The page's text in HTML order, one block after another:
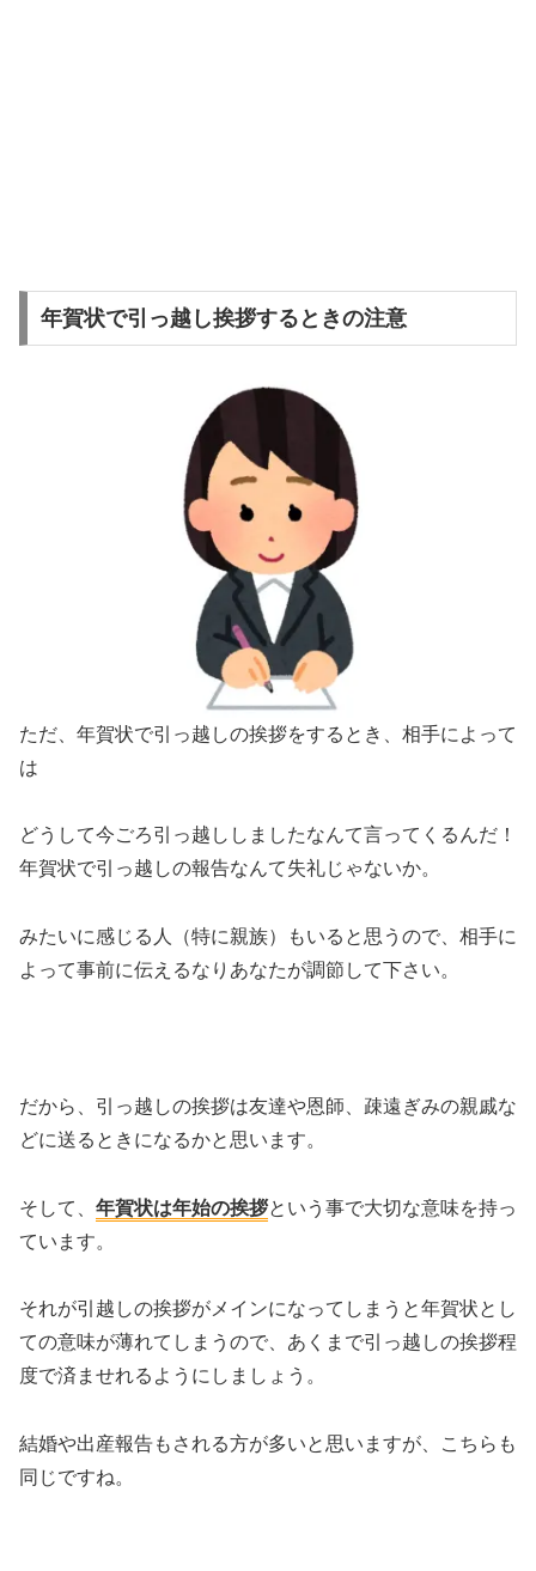
年賀状で引っ越し挨拶するときの注意
ただ、年賀状で引っ越しの挨拶をするとき、相手によって
は
どうして今ごろ引っ越ししましたなんて言ってくるんだ！
年賀状で引っ越しの報告なんて失礼じゃないか。
みたいに感じる人（特に親族）もいると思うので、相手に
よって事前に伝えるなりあなたが調節して下さい。
だから、引っ越しの挨拶は友達や恩師、疎遠ぎみの親戚な
どに送るときになるかと思います。
そして、 年賀状は年始の挨拶という事で大切な意味を持っ
ています。
それが引越しの挨拶がメインになってしまうと年賀状とし
ての意味が薄れてしまうので、あくまで引っ越しの挨拶程
度で済ませれるようにしましょう。
結婚や出産報告もされる方が多いと思いますが、こちらも
同じですね。